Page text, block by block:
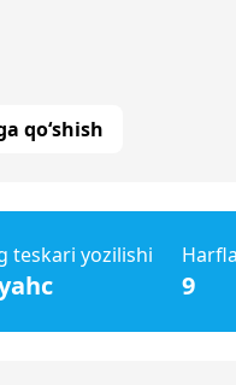
qo‘shish
teskari yozilishi
9